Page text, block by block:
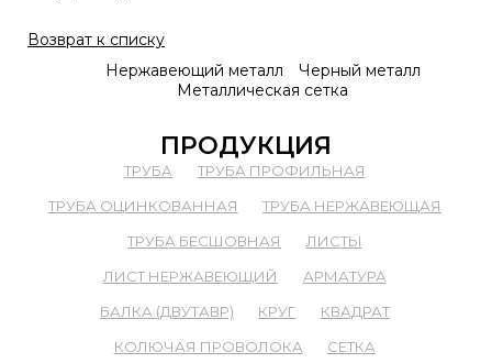
Возврат к списку
Нержавеющий металл
Черный металл
Металлическая сетка
ПРОДУКЦИЯ
ТРУБА
ТРУБА ПРОФИЛЬНАЯ
ТРУБА ОЦИНКОВАННАЯ
ТРУБА НЕРЖАВЕЮЩАЯ
ТРУБА БЕСШОВНАЯ
ЛИСТЫ
ЛИСТ НЕРЖАВЕЮЩИЙ
АРМАТУРА
БАЛКА (ДВУТАВР)
КРУГ
КВАДРАТ
КОЛЮЧАЯ ПРОВОЛОКА
СЕТКА